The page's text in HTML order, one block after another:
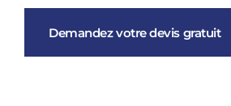
Demandez votre devis gratuit